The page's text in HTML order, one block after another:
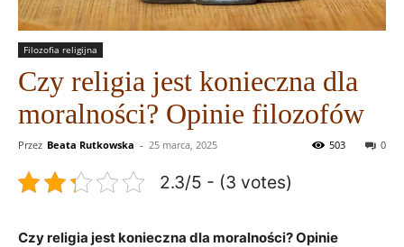
Filozofia religijna
Czy religia jest konieczna dla
moralności? Opinie filozofów
Przez Beata Rutkowska - 25 marca, 2025 0
503
2.3/5 - (3 votes)
Czy religia​ jest ​konieczna​ dla moralności? Opinie